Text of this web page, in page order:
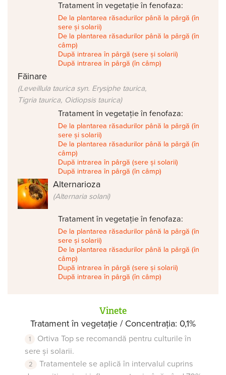
Tratament în vegetație în fenofaza:
De la plantarea răsadurilor până la pârgă (în
sere și solarii)
De la plantarea răsadurilor până la pârgă (în
câmp)
După intrarea în pârgă (sere și solarii)
După intrarea în pârgă (în câmp)
Făinare
(Leveillula taurica syn. Erysiphe taurica,
Tigria taurica, Oidiopsis taurica)
Tratament în vegetație în fenofaza:
De la plantarea răsadurilor până la pârgă (în
sere și solarii)
De la plantarea răsadurilor până la pârgă (în
câmp)
După intrarea în pârgă (sere și solarii)
După intrarea în pârgă (în câmp)
Alternarioza
(Alternaria solani)
Tratament în vegetație în fenofaza:
De la plantarea răsadurilor până la pârgă (în
sere și solarii)
De la plantarea răsadurilor până la pârgă (în
câmp)
După intrarea în pârgă (sere și solarii)
După intrarea în pârgă (în câmp)
Vinete
Tratament în vegetație / Concentrația: 0,1%
Ortiva Top se recomandă pentru culturile în
sere și solarii.
Tratamentele se aplică în intervalul cuprins